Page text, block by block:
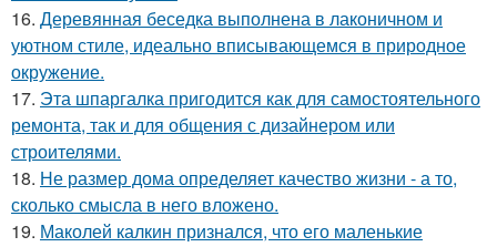
16. Деревянная беседка выполнена в лаконичном и
уютном стиле, идеально вписывающемся в природное
окружение.
17. Эта шпаргалка пригодится как для самостоятельного
ремонта, так и для общения с дизайнером или
строителями.
18. Не размер дома определяет качество жизни - а то,
сколько смысла в него вложено.
19. Маколей калкин признался, что его маленькие